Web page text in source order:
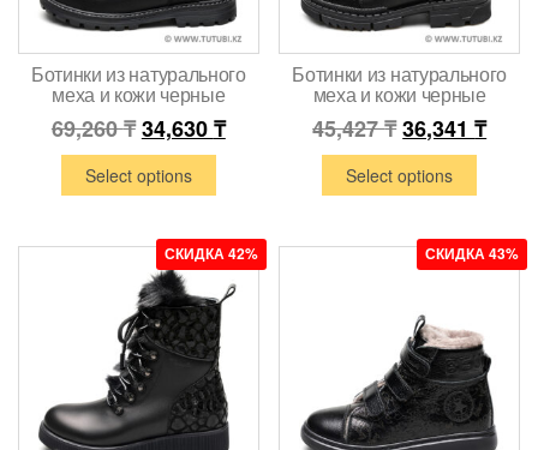
Ботинки из натурального
меха и кожи черные
69,260₸34,630₸
Select options
Ботинки из натурального
меха и кожи черные
45,427₸36,341₸
Select options
СКИДКА 42% СКИДКА 43%